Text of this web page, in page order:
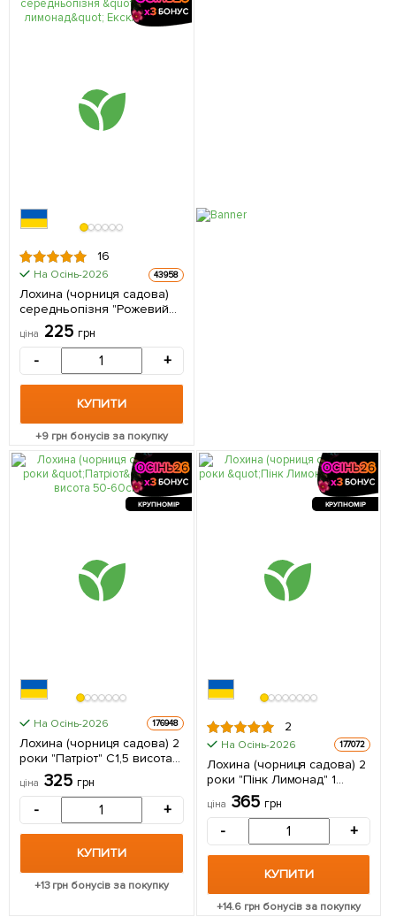
16
На Осінь-2026 43958
Лохина (чорниця садова)
середньопізня "Рожевий
лимонад" Ексклюзив! 1
саджанець в упаковці
ціна 225 грн
- +
КУПИТИ
+9 грн бонусів за покупку
КРУПНОМІР
На Осінь-2026 176948
Лохина (чорниця садова) 2
роки "Патріот" С1,5 висота
50-60см 1 саджанець в
упаковці
ціна 325 грн
- +
КУПИТИ
+13грн бонусів за покупку
КРУПНОМІР
2
На Осінь-2026 177072
Лохина (чорниця садова) 2
роки "Пінк Лимонад" 1
саджанець в упаковці
ціна 365 грн
- +
КУПИТИ
+14.6 грн бонусів за покупку